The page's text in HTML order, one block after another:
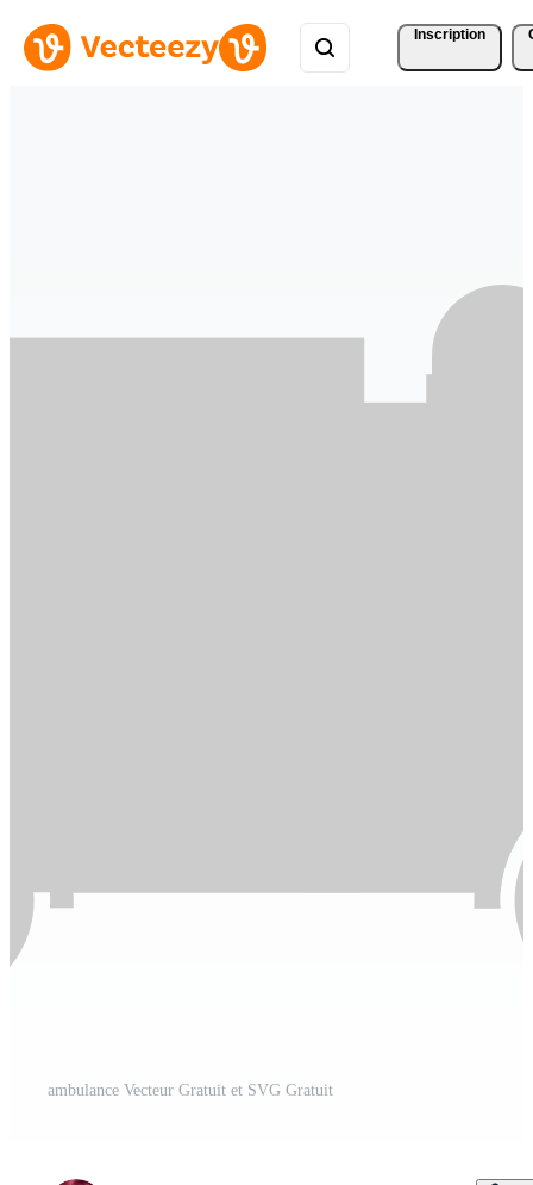
Inscription
ambulance Vecteur Gratuit et SVG Gratuit